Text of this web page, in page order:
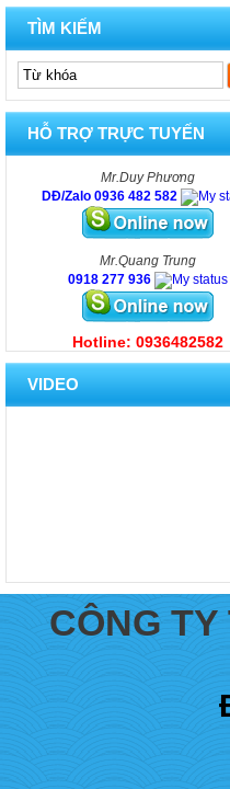
TÌM KIẾM
HỖ TRỢ TRỰC TUYẾN
Mr.Duy Phương
DĐ/Zalo 0936 482 582
Mr.Quang Trung
0918 277 936
Hotline: 0936482582
VIDEO
CÔNG